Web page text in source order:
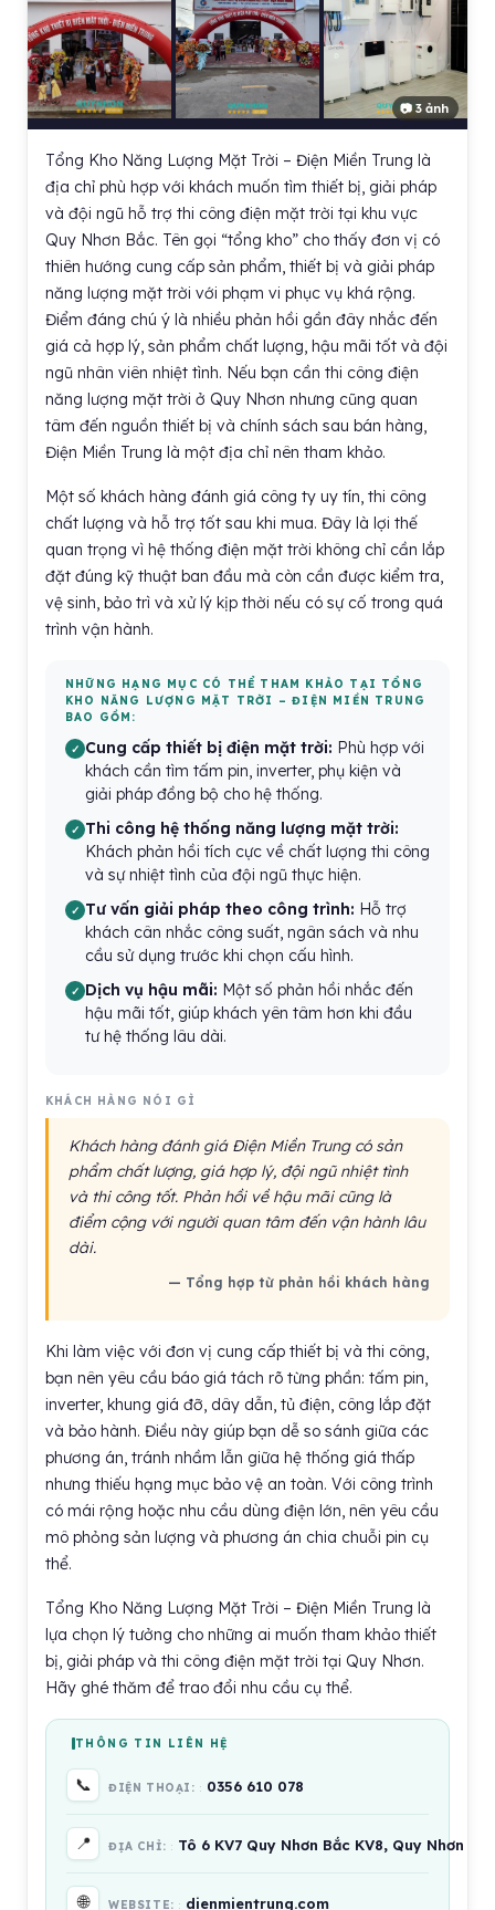
📷 3 ảnh
Tổng Kho Năng Lượng Mặt Trời – Điện Miền Trung là
địa chỉ phù hợp với khách muốn tìm thiết bị, giải pháp
và đội ngũ hỗ trợ thi công điện mặt trời tại khu vực
Quy Nhơn Bắc. Tên gọi “tổng kho” cho thấy đơn vị có
thiên hướng cung cấp sản phẩm, thiết bị và giải pháp
năng lượng mặt trời với phạm vi phục vụ khá rộng.
Điểm đáng chú ý là nhiều phản hồi gần đây nhắc đến
giá cả hợp lý, sản phẩm chất lượng, hậu mãi tốt và đội
ngũ nhân viên nhiệt tình. Nếu bạn cần thi công điện
năng lượng mặt trời ở Quy Nhơn nhưng cũng quan
tâm đến nguồn thiết bị và chính sách sau bán hàng,
Điện Miền Trung là một địa chỉ nên tham khảo.
Một số khách hàng đánh giá công ty uy tín, thi công
chất lượng và hỗ trợ tốt sau khi mua. Đây là lợi thế
quan trọng vì hệ thống điện mặt trời không chỉ cần lắp
đặt đúng kỹ thuật ban đầu mà còn cần được kiểm tra,
vệ sinh, bảo trì và xử lý kịp thời nếu có sự cố trong quá
trình vận hành.
NHỮNG HẠNG MỤC CÓ THỂ THAM KHẢO TẠI TỔNG
KHO NĂNG LƯỢNG MẶT TRỜI – ĐIỆN MIỀN TRUNG
BAO GỒM:
Cung cấp thiết bị điện mặt trời: Phù hợp với
khách cần tìm tấm pin, inverter, phụ kiện và
giải pháp đồng bộ cho hệ thống.
Thi công hệ thống năng lượng mặt trời:
Khách phản hồi tích cực về chất lượng thi công
và sự nhiệt tình của đội ngũ thực hiện.
Tư vấn giải pháp theo công trình: Hỗ trợ
khách cân nhắc công suất, ngân sách và nhu
cầu sử dụng trước khi chọn cấu hình.
Dịch vụ hậu mãi: Một số phản hồi nhắc đến
hậu mãi tốt, giúp khách yên tâm hơn khi đầu
tư hệ thống lâu dài.
KHÁCH HÀNG NÓI GÌ
Khách hàng đánh giá Điện Miền Trung có sản
phẩm chất lượng, giá hợp lý, đội ngũ nhiệt tình
và thi công tốt. Phản hồi về hậu mãi cũng là
điểm cộng với người quan tâm đến vận hành lâu
dài.
— Tổng hợp từ phản hồi khách hàng
Khi làm việc với đơn vị cung cấp thiết bị và thi công,
bạn nên yêu cầu báo giá tách rõ từng phần: tấm pin,
inverter, khung giá đỡ, dây dẫn, tủ điện, công lắp đặt
và bảo hành. Điều này giúp bạn dễ so sánh giữa các
phương án, tránh nhầm lẫn giữa hệ thống giá thấp
nhưng thiếu hạng mục bảo vệ an toàn. Với công trình
có mái rộng hoặc nhu cầu dùng điện lớn, nên yêu cầu
mô phỏng sản lượng và phương án chia chuỗi pin cụ
thể.
Tổng Kho Năng Lượng Mặt Trời – Điện Miền Trung là
lựa chọn lý tưởng cho những ai muốn tham khảo thiết
bị, giải pháp và thi công điện mặt trời tại Quy Nhơn.
Hãy ghé thăm để trao đổi nhu cầu cụ thể.
THÔNG TIN LIÊN HỆ
📞 ĐIỆN THOẠI: 0356 610 078
📍 ĐỊA CHỈ: Tô 6 KV7 Quy Nhơn Bắc KV8, Quy Nhơn
🌐 WEBSITE: dienmientrung.com